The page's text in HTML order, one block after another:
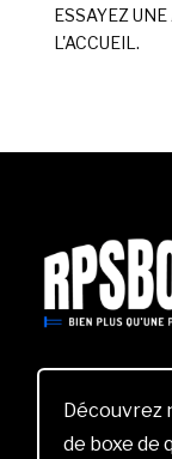
ESSAYEZ
L'ACCUEIL.
Découvrez
de boxe de